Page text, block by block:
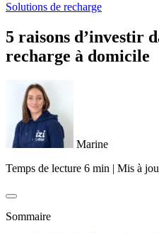
Solutions de recharge
5 raisons d’investir
recharge à domicile
Marine
Temps de lecture 6 min | Mis à
Sommaire